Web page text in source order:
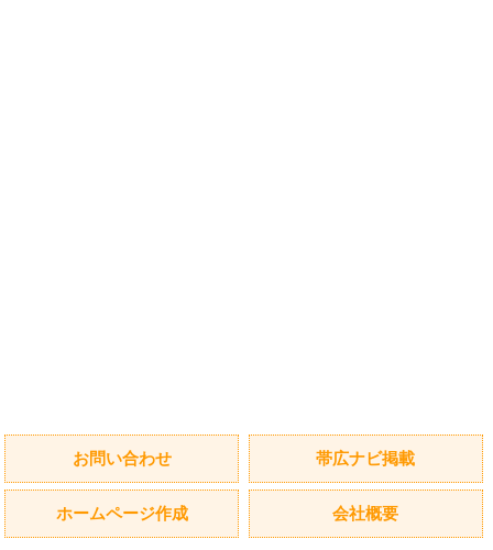
お問い合わせ 帯広ナビ掲載
ホームページ作成 会社概要